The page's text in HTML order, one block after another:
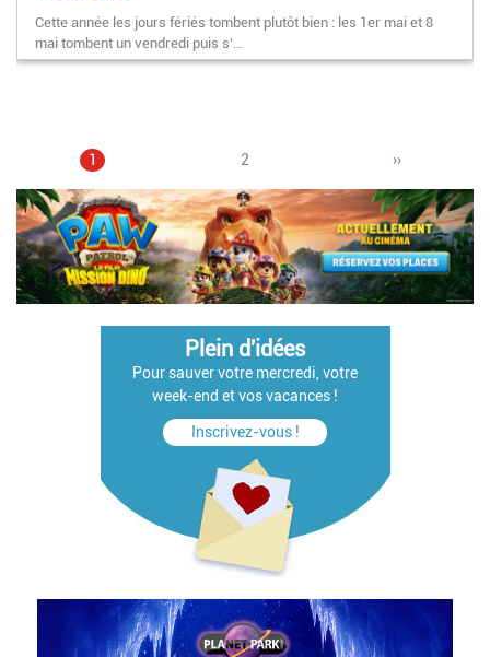
Cette année les jours fériés tombent plutôt bien : les 1er mai et 8
mai tombent un vendredi puis s'…
Pagination
Page
1 Page
2
Page
››
Plein d'idées
Pour sauver votre mercredi, votre
week-end et vos vacances !
Inscrivez-vous !